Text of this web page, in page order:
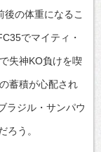
の体重になるこ
でマイティ・
失神KO負けを喫
蓄積が心配され
ラジル・サンパウ
ろう。